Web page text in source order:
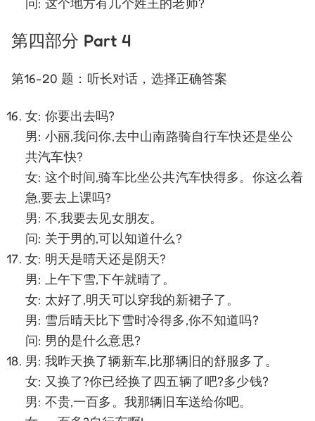
第四部分 Part 4
第16-20 题：听长对话，选择正确答案
女: 你要出去吗?
男: 小丽,我问你,去中山南路骑自行车快还是坐公
共汽车快?
女: 这个时间,骑车比坐公共汽车快得多。你这么着
急,要去上课吗?
男: 不,我要去见女朋友。
问: 关于男的,可以知道什么?
女: 明天是晴天还是阴天?
男: 上午下雪,下午就晴了。
女: 太好了,明天可以穿我的新裙子了。
男: 雪后晴天比下雪时冷得多,你不知道吗?
问: 男的是什么意思?
男: 我昨天换了辆新车,比那辆旧的舒服多了。
女: 又换了?你已经换了四五辆了吧?多少钱?
男: 不贵,一百多。我那辆旧车送给你吧。